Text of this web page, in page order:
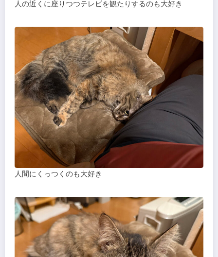
人の近くに座りつつテレビを観たりするのも大好き
人間にくっつくのも大好き